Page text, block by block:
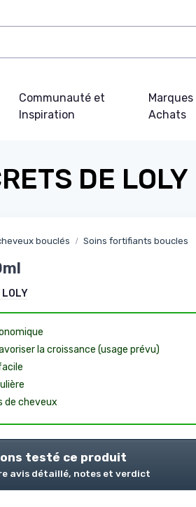
Communauté et
Inspiration
Achats
DE LOLY
bouclés Soins fortifiants boucles
LOLY
la croissance (usage prévu)
de cheveux
testé ce produit
avis détaillé, notes et verdict